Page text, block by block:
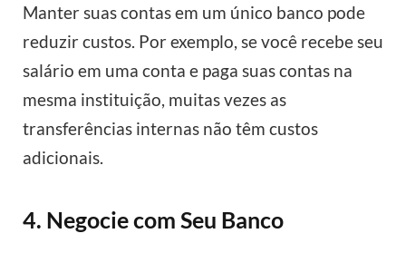
Manter suas contas em um único banco pode
reduzir custos. Por exemplo, se você recebe seu
salário em uma conta e paga suas contas na
mesma instituição, muitas vezes as
transferências internas não têm custos
adicionais.
4. Negocie com Seu Banco